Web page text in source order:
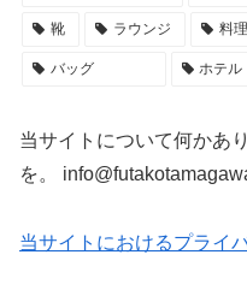
靴 ラウンジ 料
バッグ ホテル
当サイトについて何かあ
を。
当サイトにおけるプライ